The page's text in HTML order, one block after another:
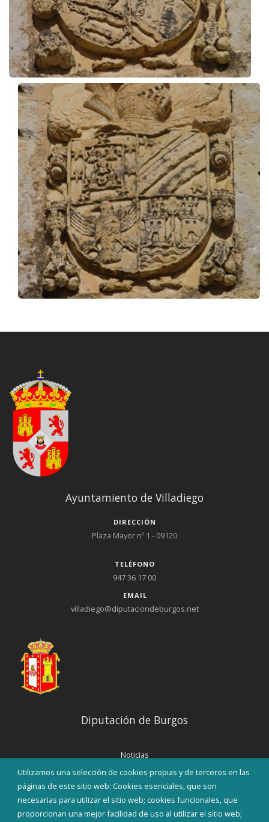
Utilizamos una selección de cookies propias y de terceros en las
páginas de este sitio web: Cookies esenciales, que son
necesarias para utilizar el sitio web; cookies funcionales, que
proporcionan una mejor facilidad de uso al utilizar el sitio web;
Ayuntamiento de Villadiego
DIRECCIÓN
Plaza Mayor nº 1 - 09120
TELÉFONO
947 36 17 00
EMAIL
villadiego@diputaciondeburgos.net
Diputación de Burgos
Noticias
Eventos
Corporación Municipal
Teléfonos de interés